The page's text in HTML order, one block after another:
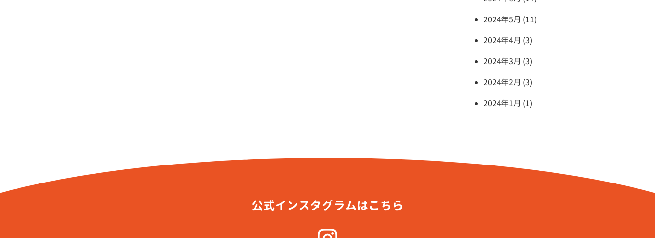
2024年5月 (11)
2024年4月 (3)
2024年3月 (3)
2024年2月 (3)
2024年1月 (1)
公式インスタグラムはこちら